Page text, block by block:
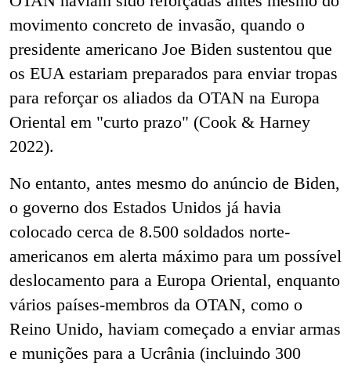
movimento concreto de invasão, quando o
presidente americano Joe Biden sustentou que
os EUA estariam preparados para enviar tropas
para reforçar os aliados da OTAN na Europa
Oriental em "curto prazo" (Cook & Harney
2022).
No entanto, antes mesmo do anúncio de Biden,
o governo dos Estados Unidos já havia
colocado cerca de 8.500 soldados norte-
americanos em alerta máximo para um possível
deslocamento para a Europa Oriental, enquanto
vários países-membros da OTAN, como o
Reino Unido, haviam começado a enviar armas
e munições para a Ucrânia (incluindo 300